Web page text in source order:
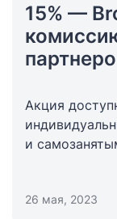
15% —
Акция
и
26 мая, 2023